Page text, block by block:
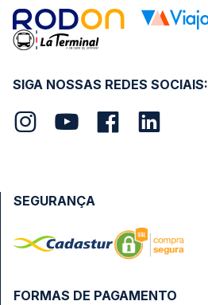
SIGA NOSSAS REDES SOCIAIS:
FORMAS DE PAGAMENTO
SEGURANÇA